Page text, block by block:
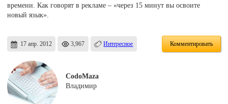
времени. Как говорят в рекламе – «через 15 минут вы освоите
новый язык».
17 апр. 2012 3,967 Интересное Комментировать
CodoMaza
Владимир